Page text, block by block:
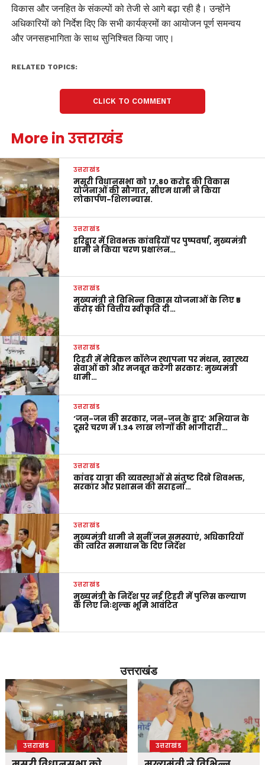
विकास और जनहित के संकल्पों को तेजी से आगे बढ़ा रही है। उन्होंने
अधिकारियों को निर्देश दिए कि सभी कार्यक्रमों का आयोजन पूर्ण समन्वय
और जनसहभागिता के साथ सुनिश्चित किया जाए।
RELATED TOPICS:
CLICK TO COMMENT
More in उत्तराखंड
उत्तराखंड
मसूरी विधानसभा को 17.80 करोड़ की विकास
योजनाओं की सौगात, सीएम धामी ने किया
लोकार्पण-शिलान्यास.
उत्तराखंड
हरिद्वार में शिवभक्त कांवड़ियों पर पुष्पवर्षा, मुख्यमंत्री
धामी ने किया चरण प्रक्षालन…
उत्तराखंड
मुख्यमंत्री ने विभिन्न विकास योजनाओं के लिए ₹5
करोड़ की वित्तीय स्वीकृति दी…
उत्तराखंड
टिहरी में मेडिकल कॉलेज स्थापना पर मंथन, स्वास्थ्य
सेवाओं को और मजबूत करेगी सरकार: मुख्यमंत्री
धामी…
उत्तराखंड
‘जन-जन की सरकार, जन-जन के द्वार’ अभियान के
दूसरे चरण में 1.34 लाख लोगों की भागीदारी…
उत्तराखंड
कांवड़ यात्रा की व्यवस्थाओं से संतुष्ट दिखे शिवभक्त,
सरकार और प्रशासन की सराहना…
उत्तराखंड
मुख्यमंत्री धामी ने सुनीं जन समस्याएं, अधिकारियों
को त्वरित समाधान के दिए निर्देश
उत्तराखंड
मुख्यमंत्री के निर्देश पर नई टिहरी में पुलिस कल्याण
के लिए निःशुल्क भूमि आवंटित
उत्तराखंड
उत्तराखंड उत्तराखंड